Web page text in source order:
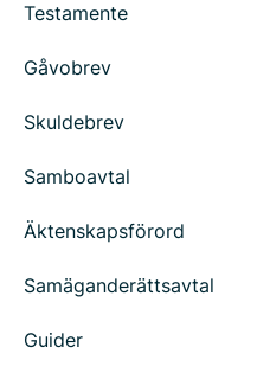
Testamente
Gåvobrev
Skuldebrev
Samboavtal
Äktenskapsförord
Samäganderättsavtal
Guider